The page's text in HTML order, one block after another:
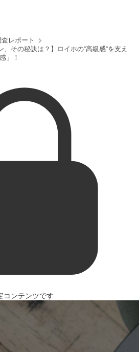
レポート
、その秘訣は？】ロイホの”高級感”を支え
」！
コンテンツです